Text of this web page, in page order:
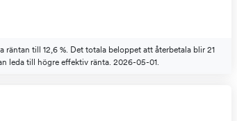
till 12,6 %. Det totala beloppet att återbetala blir 21
leda till högre effektiv ränta. 2026-05-01.